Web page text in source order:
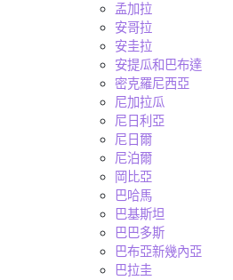
孟加拉
安哥拉
安圭拉
安提瓜和巴布達
密克羅尼西亞
尼加拉瓜
尼日利亞
尼日爾
尼泊爾
岡比亞
巴哈馬
巴基斯坦
巴巴多斯
巴布亞新幾內亞
巴拉圭